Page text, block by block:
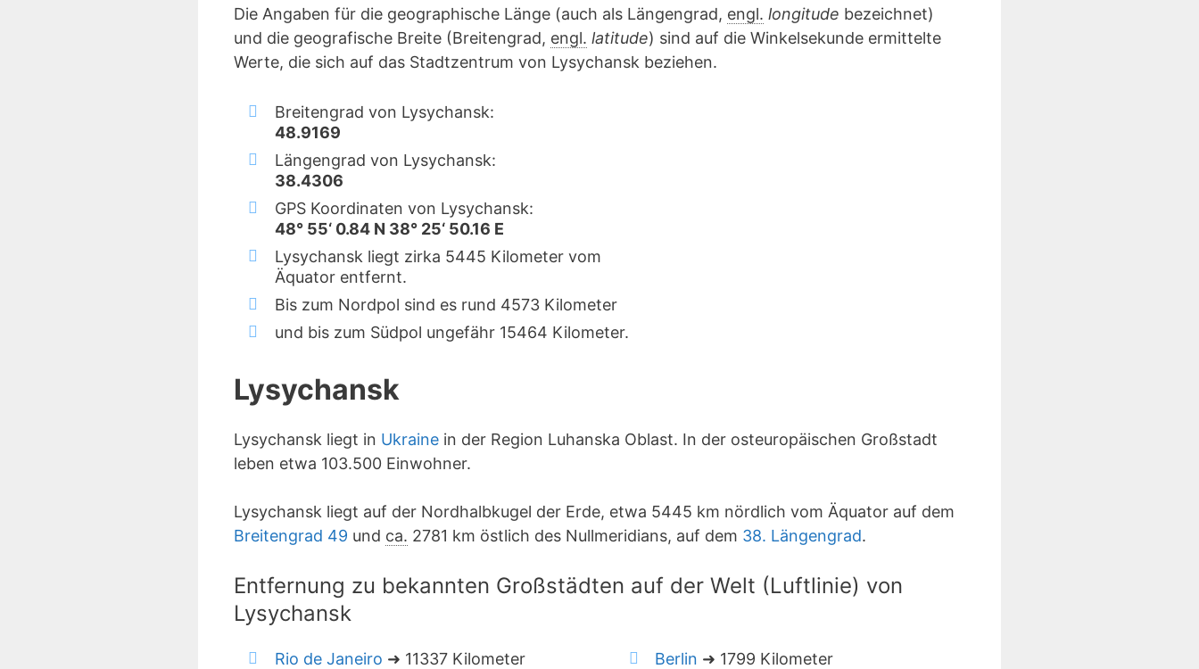
Die Angaben für die geographische Länge (auch als Längengrad, engl. longitude bezeichnet)
und die geografische Breite (Breitengrad, engl. latitude) sind auf die Winkelsekunde ermittelte
Werte, die sich auf das Stadtzentrum von Lysychansk beziehen.
Breitengrad von Lysychansk:
48.9169
Längengrad von Lysychansk:
38.4306
GPS Koordinaten von Lysychansk:
48° 55‘ 0.84 N 38° 25‘ 50.16 E
Lysychansk liegt zirka 5445 Kilometer vom
Äquator entfernt.
Bis zum Nordpol sind es rund 4573 Kilometer
und bis zum Südpol ungefähr 15464 Kilometer.
Lysychansk
Lysychansk liegt in Ukraine in der Region Luhanska Oblast. In der osteuropäischen Großstadt
leben etwa 103.500 Einwohner.
Lysychansk liegt auf der Nordhalbkugel der Erde, etwa 5445 km nördlich vom Äquator auf dem
Breitengrad 49 und ca. 2781 km östlich des Nullmeridians, auf dem 38. Längengrad.
Entfernung zu bekannten Großstädten auf der Welt (Luftlinie) von
Lysychansk
Rio de Janeiro ➜ 11337 Kilometer
Berlin ➜ 1799 Kilometer